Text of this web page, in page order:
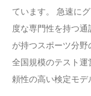
ています。 急速に
度な専門性を持つ
が持つスポーツ分
全国規模のテスト
頼性の高い検定モデ